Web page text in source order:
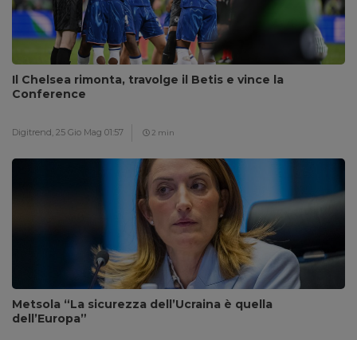
Il Chelsea rimonta, travolge il Betis e vince la
Conference
Digitrend, 25 Gio Mag 01:57 2 min
Metsola “La sicurezza dell’Ucraina è quella
dell’Europa”